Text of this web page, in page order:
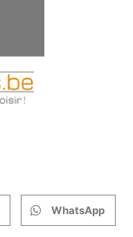
WhatsApp